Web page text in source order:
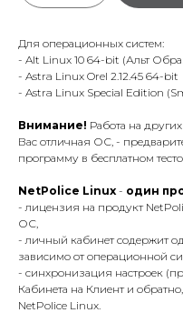
Для операционных систем:
- Alt Linux 10 64-bit (Альт
- Astra Linux Orel 2.12.45 64-bit
- Astra Linux Special Edition
Внимание! Работа на
Вас отличная ОС, -
программу в бесплатном
NetPolice Linux- один
- лицензия на продукт
ОС,
- личный кабинет содержит
зависимо от операционной
- синхронизация настроек
Кабинета на Клиент и
NetPolice Linux.